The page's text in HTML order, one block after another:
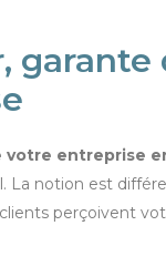
garante
entreprise
La notion est
perçoivent